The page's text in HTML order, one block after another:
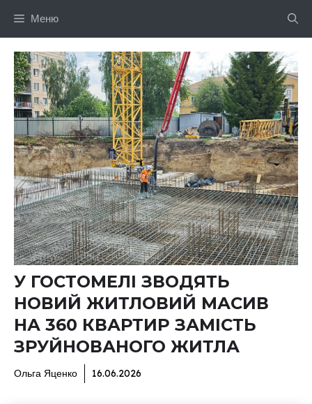
Меню
У ГОСТОМЕЛІ ЗВОДЯТЬ
НОВИЙ ЖИТЛОВИЙ МАСИВ
НА 360 КВАРТИР ЗАМІСТЬ
ЗРУЙНОВАНОГО ЖИТЛА
Ольга Яценко 16.06.2026